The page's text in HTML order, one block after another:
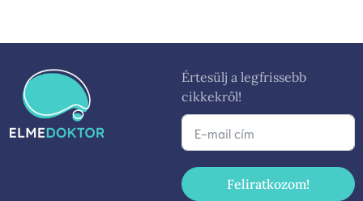
Értesülj a legfrissebb
cikkekről!
Feliratkozom!